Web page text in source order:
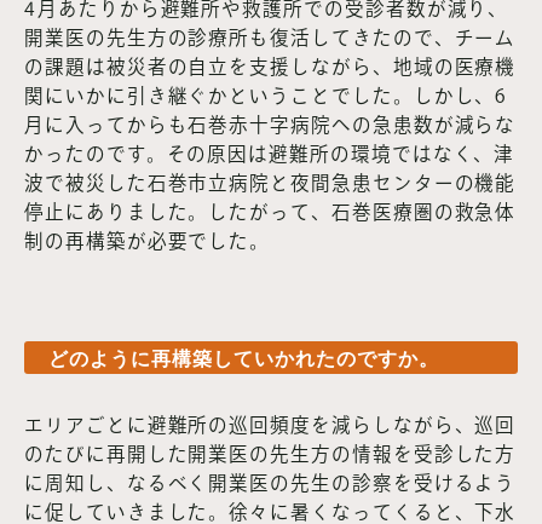
4月あたりから避難所や救護所での受診者数が減り、
開業医の先生方の診療所も復活してきたので、チーム
の課題は被災者の自立を支援しながら、地域の医療機
関にいかに引き継ぐかということでした。しかし、6
月に入ってからも石巻赤十字病院への急患数が減らな
かったのです。その原因は避難所の環境ではなく、津
波で被災した石巻市立病院と夜間急患センターの機能
停止にありました。したがって、石巻医療圏の救急体
制の再構築が必要でした。
どのように再構築していかれたのですか。
エリアごとに避難所の巡回頻度を減らしながら、巡回
のたびに再開した開業医の先生方の情報を受診した方
に周知し、なるべく開業医の先生の診察を受けるよう
に促していきました。徐々に暑くなってくると、下水